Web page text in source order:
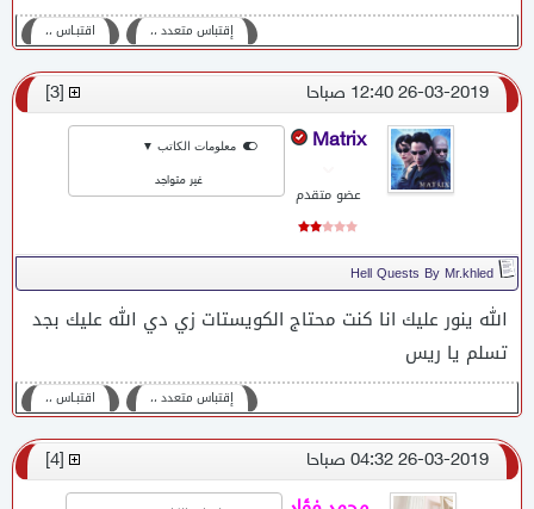
اقتبـاس ،، إقتباس متعدد ،،
26-03-2019 12:40 صباحا [
3
Matrix
عضو متقدم
معلومات الكاتب ▼
غير متواجد
Hell Quests By Mr.khled
الله ينور عليك انا كنت محتاج الكويستات زي دي الله عليك بجد
تسلم يا ريس
اقتبـاس ،، إقتباس متعدد ،،
26-03-2019 04:32 صباحا [
4